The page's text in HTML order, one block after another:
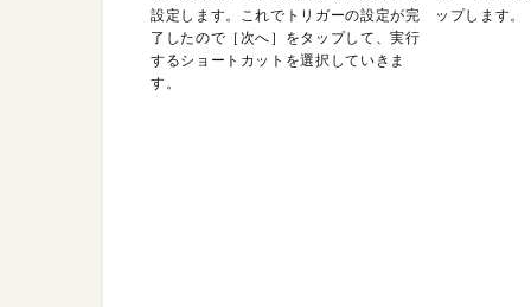
設定します。これでトリガーの設定が完
了したので［次へ］をタップして、実行
するショートカットを選択していきま
す。
ップします。